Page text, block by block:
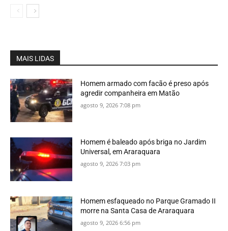
MAIS LIDAS
Homem armado com facão é preso após
agredir companheira em Matão
agosto 9, 2026 7:08 pm
Homem é baleado após briga no Jardim
Universal, em Araraquara
agosto 9, 2026 7:03 pm
Homem esfaqueado no Parque Gramado II
morre na Santa Casa de Araraquara
agosto 9, 2026 6:56 pm